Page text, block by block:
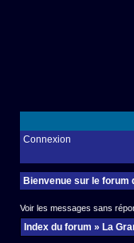
Connexion
Bienvenue sur le forum
Voir les messages sans
Index du forum » La